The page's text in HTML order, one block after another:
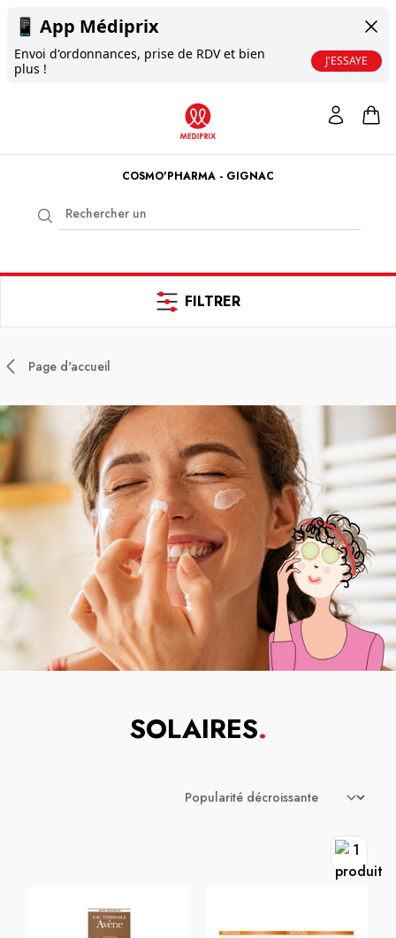
📱 App Médiprix
Envoi d'ordonnances, prise de RDV et bien
plus !
J'ESSAYE
COSMO'PHARMA - GIGNAC
FILTRER
Page d'accueil
SOLAIRES.